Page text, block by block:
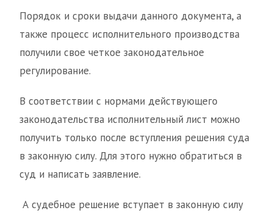
Порядок и сроки выдачи данного документа, а
также процесс исполнительного производства
получили свое четкое законодательное
регулирование.
В соответствии с нормами действующего
законодательства исполнительный лист можно
получить только после вступления решения суда
в законную силу. Для этого нужно обратиться в
суд и написать заявление.
А судебное решение вступает в законную силу